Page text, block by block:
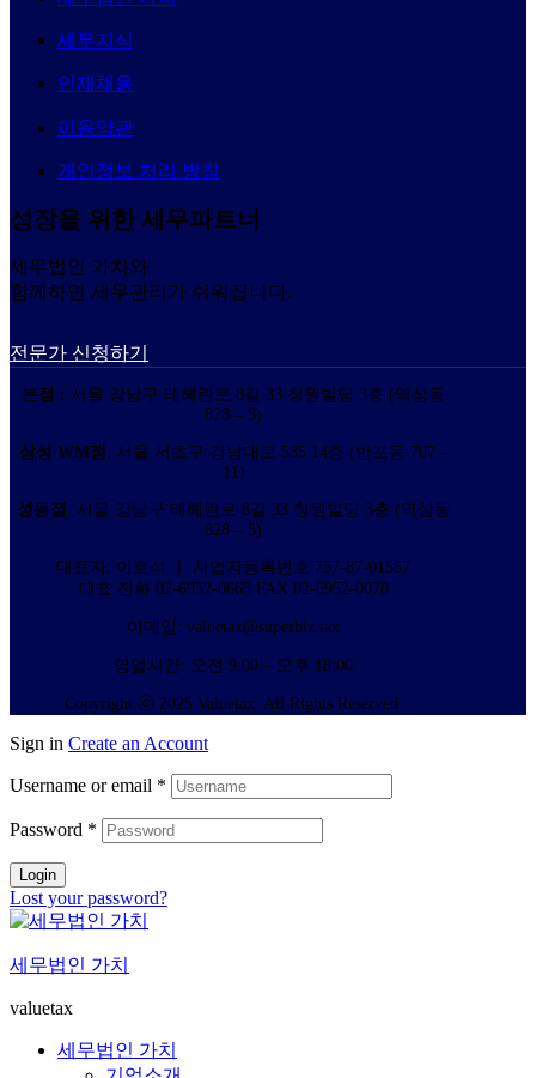
세무지식
인재채용
이용약관
개인정보 처리 방침
성장을 위한 세무파트너
세무법인 가치와
함께하면 세무관리가 쉬워집니다.
전문가 신청하기
본점 : 서울 강남구 테헤란로 8길 33 청원빌딩 3층 (역삼동
828 – 5)
삼성 WM점 : 서울 서초구 강남대로 535 14층 (반포동 707 –
11)
성동점 : 서울 강남구 테헤란로 8길 33 청원빌딩 3층 (역삼동
828 – 5)
대표자: 이호석 ㅣ 사업자등록번호 757-87-01557
대표 전화 02-6952-0665 FAX 02-6952-0070
이메일: valuetax@superbiz.tax
영업시간: 오전 9:00 – 오후 18:00
Copyright ⓒ 2025 Valuetax. All Rights Reserved.
Sign in Create an Account
Username or email *
Password *
Login
Lost your password?
세무법인 가치
valuetax
세무법인 가치